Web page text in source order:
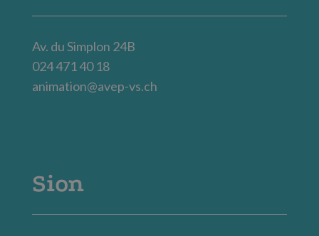
Av. du Simplon 24B
024 471 40 18
animation@avep-vs.ch
Sion